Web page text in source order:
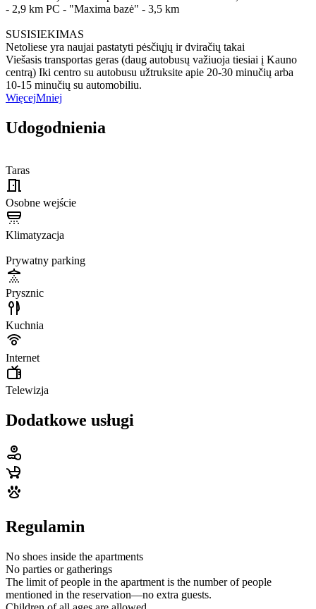
- 2,9 km PC - "Maxima bazė" - 3,5 km
SUSISIEKIMAS
Netoliese yra naujai pastatyti pėsčiųjų ir dviračių takai
Viešasis transportas geras (daug autobusų važiuoja tiesiai į Kauno
centrą) Iki centro su autobusu užtruksite apie 20-30 minučių arba
10-15 minučių su automobiliu.
WięcejMniej
Udogodnienia
Taras
Osobne wejście
Klimatyzacja
Prywatny parking
Prysznic
Kuchnia
Internet
Telewizja
Dodatkowe usługi
Regulamin
No shoes inside the apartments
No parties or gatherings
The limit of people in the apartment is the number of people
mentioned in the reservation—no extra guests.